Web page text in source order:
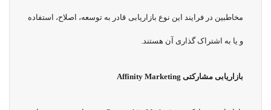
مخاطبین در فرایند این نوع بازاریابی قادر به توسعه، اصلاح، استفاده
و یا به اشتراک گذاری آن هستند.
بازاریابی مشارکتی Affinity Marketing